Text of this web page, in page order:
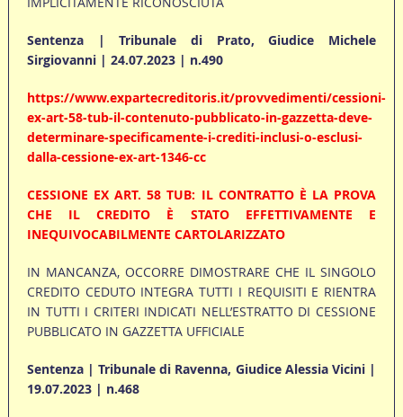
Sentenza | Tribunale di Prato, Giudice Michele
Sirgiovanni | 24.07.2023 | n.490
https://www.expartecreditoris.it/provvedimenti/cessioni-
ex-art-58-tub-il-contenuto-pubblicato-in-gazzetta-deve-
determinare-specificamente-i-crediti-inclusi-o-esclusi-
dalla-cessione-ex-art-1346-cc
CESSIONE EX ART. 58 TUB: IL CONTRATTO È LA PROVA
CHE IL CREDITO È STATO EFFETTIVAMENTE E
INEQUIVOCABILMENTE CARTOLARIZZATO
IN MANCANZA, OCCORRE DIMOSTRARE CHE IL SINGOLO
CREDITO CEDUTO INTEGRA TUTTI I REQUISITI E RIENTRA
IN TUTTI I CRITERI INDICATI NELL’ESTRATTO DI CESSIONE
PUBBLICATO IN GAZZETTA UFFICIALE
Sentenza | Tribunale di Ravenna, Giudice Alessia Vicini |
19.07.2023 | n.468